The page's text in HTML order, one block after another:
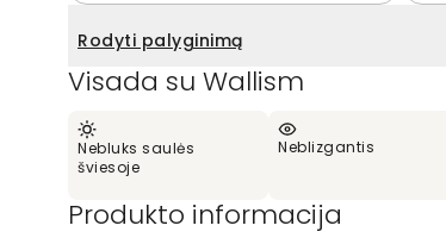
Rodyti palyginimą
Visada su Wallism
Nebluks saulės
šviesoje
Neblizgantis
Produkto informacija